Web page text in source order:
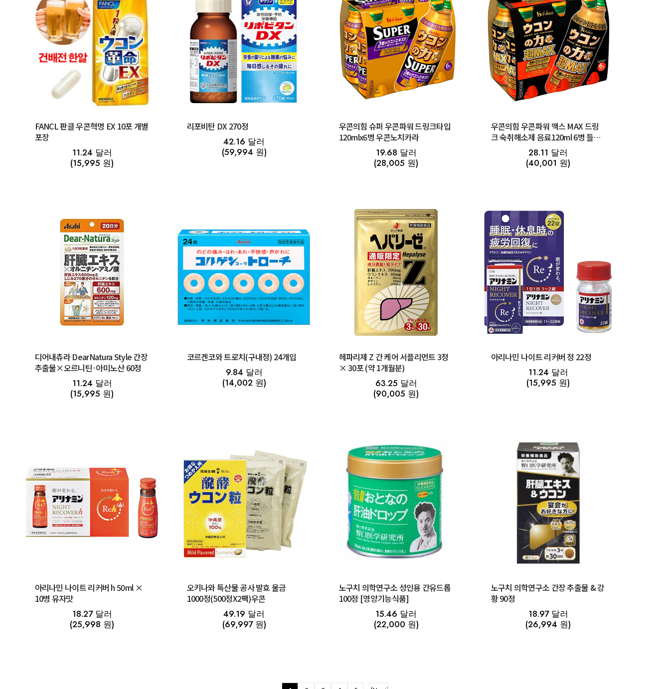
FANCL 판클 우콘혁명 EX 10포 개별
포장
11.24 달러
(15,995 원)
리포비탄 DX 270정
42.16 달러
(59,994 원)
우콘의힘 슈퍼 우콘파워 드링크타입
120mlx6병 우콘노치카라
19.68 달러
(28,005 원)
우콘의힘 우콘파워 맥스 MAX 드링
크 숙취해소제 음료120ml 6병 들입
우콘노치카라28.11 달러
(40,001 원)
디어내츄라 DearNatura Style 간장
추출물×오르니틴·아미노산 60정
11.24 달러
(15,995 원)
코르겐코와 트로치(구내정) 24개입
9.84 달러
(14,002 원)
헤파리제 Z 간 케어 서플리먼트 3정
× 30포 (약 1개월분)
63.25 달러
(90,005 원)
아리나민 나이트 리커버 정 22정
11.24 달러
(15,995 원)
아리나민 나이트 리커버 h 50ml ×
10병 유자맛
18.27 달러
(25,998 원)
오키나와 특산물 공사 발효 울금
1000정(500정X2팩)우콘
49.19 달러
(69,997 원)
노구치 의학연구소 성인용 간유드롭
100정 [영양기능식품]
15.46 달러
(22,000 원)
노구치 의학연구소 간장 추출물 & 강
황 90정
18.97 달러
(26,994 원)